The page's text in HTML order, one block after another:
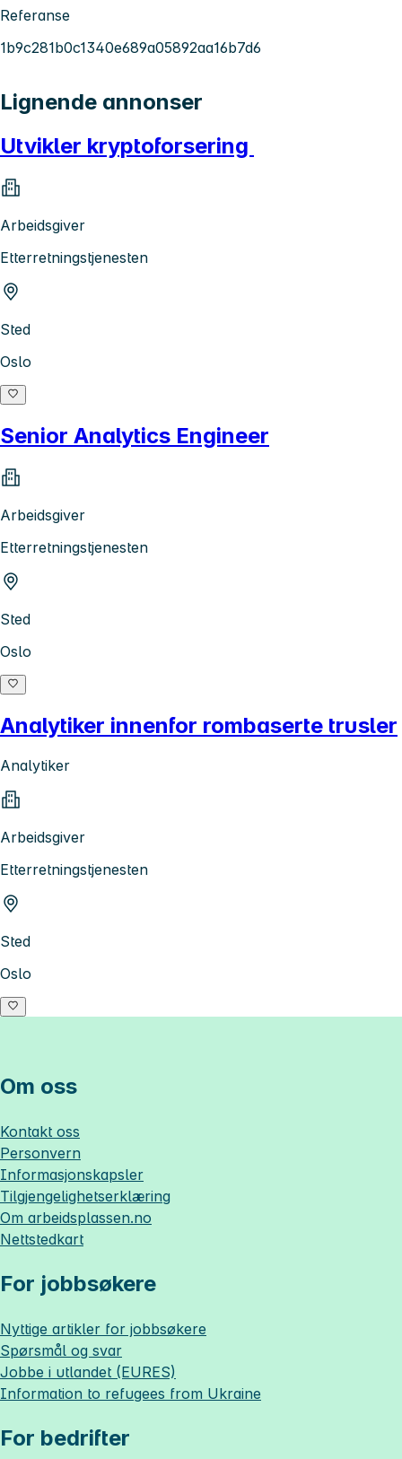
Referanse
1b9c281b0c1340e689a05892aa16b7d6
Lignende annonser
Utvikler kryptoforsering
Arbeidsgiver
Etterretningstjenesten
Sted
Oslo
Senior Analytics Engineer
Arbeidsgiver
Etterretningstjenesten
Sted
Oslo
Analytiker innenfor rombaserte trusler
Analytiker
Arbeidsgiver
Etterretningstjenesten
Sted
Oslo
Om oss
Kontakt oss
Personvern
Informasjonskapsler
Tilgjengelighetserklæring
Om arbeidsplassen.no
Nettstedkart
For jobbsøkere
Nyttige artikler for jobbsøkere
Spørsmål og svar
Jobbe i utlandet (EURES)
Information to refugees from Ukraine
For bedrifter